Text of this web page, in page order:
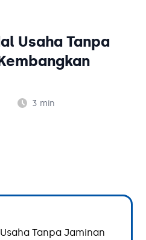
Usaha Tanpa
3 min
Tanpa Jaminan